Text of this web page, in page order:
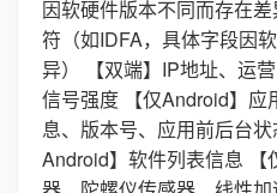
因软硬件版本不同而存在
符（如IDFA，具体字段因
异） 【双端】IP地址、运
信号强度 【仅Android】应
息、版本号、应用前后台
Android】软件列表信息